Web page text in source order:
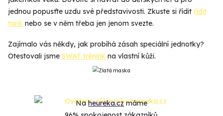
jednou popusťte uzdu své představivosti. Zkuste si řídit řídit
tank nebo se v něm třeba jen jenom svezte.
Zajímalo vás někdy, jak probíhá zásah speciální jednotky?
Otestovali jsme SWAT trénink na vlastní kůži.
Naheureka.czmáme